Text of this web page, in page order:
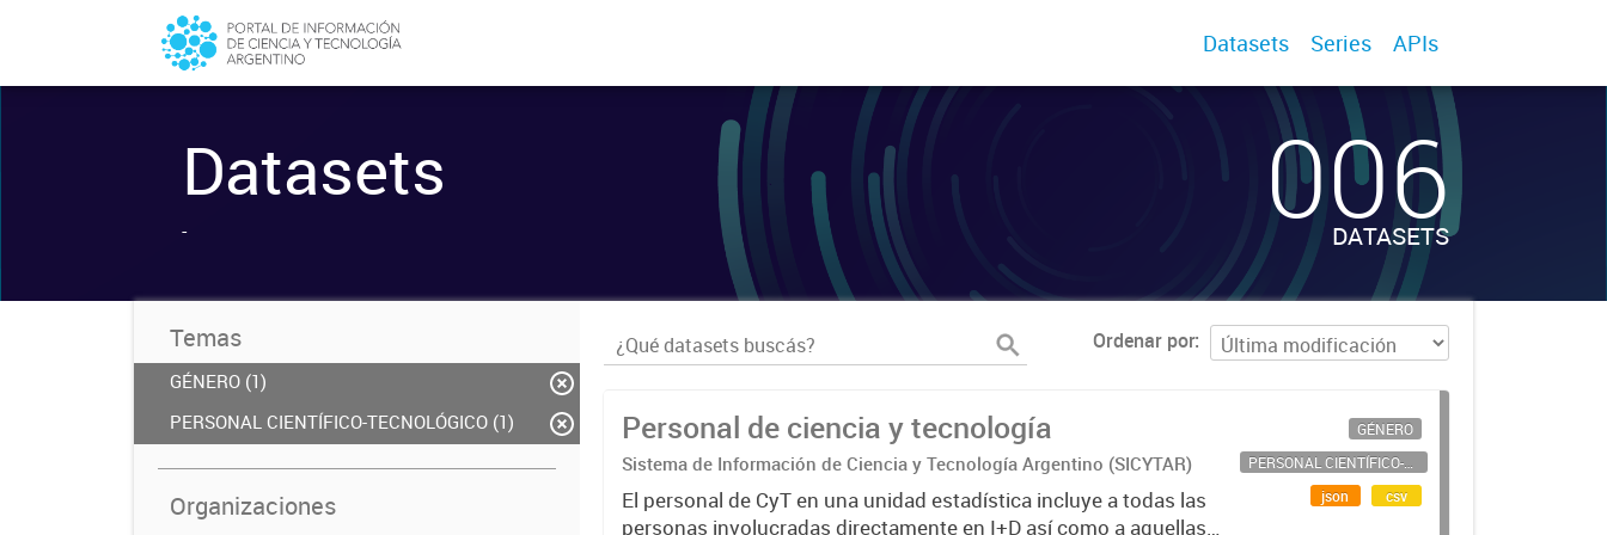
Datasets Series APIs
Datasets
- 006
DATASETS
Temas
GÉNERO (1)
PERSONAL CIENTÍFICO-TECNOLÓGICO (1)
Organizaciones
Ordenar por
Personal de ciencia y tecnología
Sistema de Información de Ciencia y Tecnología Argentino (SICYTAR)
El personal de CyT en una unidad estadística incluye a todas las
personas involucradas directamente en I+D así como a aquellas
GÉNERO
PERSONAL CIENTÍFICO-TECNOLÓGICO
json
csv